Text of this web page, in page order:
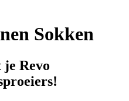
Sokken
je Revo